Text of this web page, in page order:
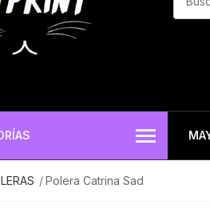
Polera Catrina Sad